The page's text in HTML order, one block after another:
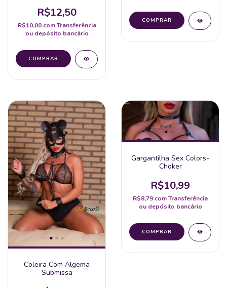
R$12,50
R$10,00 com Transferência
ou depósito bancário
Coleira Com Algema
Submissa
Gargantilha Sex Colors-
Choker
R$10,99
R$8,79 comTransferência
ou depósito bancário